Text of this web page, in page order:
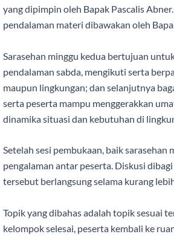
yang dipimpin oleh Bapak Pascalis
pendalaman materi dibawakan oleh
Sarasehan minggu kedua bertujuan
pendalaman sabda, mengikuti serta
maupun lingkungan; dan selanjutnya
serta peserta mampu menggerakkan
dinamika situasi dan kebutuhan di
Setelah sesi pembukaan, baik
pengalaman antar peserta. Diskusi
tersebut berlangsung selama kurang
Topik yang dibahas adalah topik sesuai
kelompok selesai, peserta kembali ke